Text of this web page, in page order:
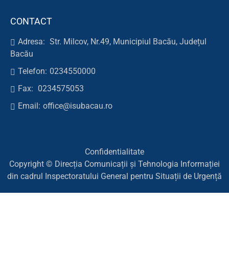
CONTACT
Adresa: Str. Milcov, Nr.49, Municipiul Bacău, Județul
Bacău
Telefon: 0234550000
Fax: 0234575053
Email: office@isubacau.ro
Confidentialitate
Copyright © Direcția Comunicații și Tehnologia Informației
din cadrul Inspectoratului General pentru Situații de Urgență